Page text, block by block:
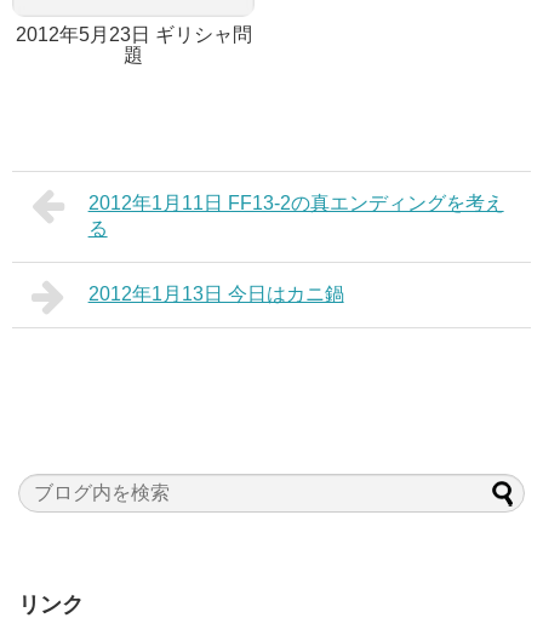
2012年5月23日 ギリシャ問
題
2012年1月11日 FF13-2の真エンディングを考え
る
2012年1月13日 今日はカニ鍋
リンク